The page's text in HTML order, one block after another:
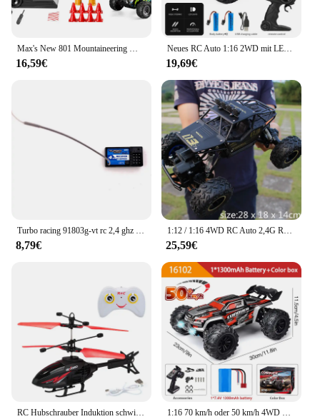
Max's New 801 Mountaineering Mini-Fernbedienungsfahrzeug, Geländewagen, Driftfahrzeug, 1:32, Spielzeugauto für Jungen für Kinder
16,59€
Neues RC Auto 1:16 2WD mit LED-Licht 2,4g 20 km/h Hochgeschwindigkeits-Offroad-Klettern Fernbedienung Auto Spielzeug Geschenke für Jungen Mädchen Kinder
19,69€
Turbo racing 91803g-vt rc 2,4 ghz 4ch funksender fernbedienung mit 4ch empfänger für rc auto boot pk FS-GT3B
8,79€
1:12 / 1:16 4WD RC Auto 2,4G Radio Control Auto Buggy Off-Road Fernbedienung Autos Lkw Jungen spielzeug für Kinder
25,59€
RC Hubschrauber Induktion schwimmende Fahrzeug Flugzeug mit Lichtern Geste Fernbedienung Flugzeug Kinderspiel zeug für Kinder Weihnachts geschenke 1:16 70 km/h oder 50 km/h 4WD RC Auto mit LED-Fernbedienung Autos Hochgeschwindigkeits-Drift Monster 4x4 LKW für Kinder vs Wltoys 144001 Spielzeug